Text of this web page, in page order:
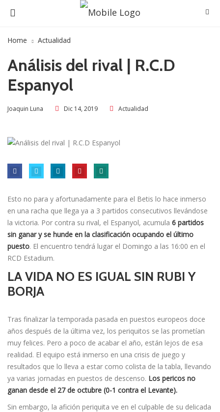
Home Actualidad
Análisis del rival | R.C.D
Espanyol
Joaquin Luna Dic 14, 2019 Actualidad
Esto no para y afortunadamente para el Betis lo hace inmerso
en una racha que llega ya a 3 partidos consecutivos llevándose
la victoria. Por contra su rival, el Espanyol, acumula 6 partidos
sin ganar y se hunde en la clasificación ocupando el último
puesto. El encuentro tendrá lugar el Domingo a las 16:00 en el
RCD Estadium.
LA VIDA NO ES IGUAL SIN RUBI Y
BORJA
Tras finalizar la temporada pasada en puestos europeos doce
años después de la última vez, los periquitos se las prometían
muy felices. Pero a poco de acabar el año, están lejos de esa
realidad. El equipo está inmerso en una crisis de juego y
resultados que lo lleva a estar como colista de la tabla, llevando
ya varias jornadas en puestos de descenso. Los pericos no
ganan desde el 27 de octubre (0-1 contra el Levante).
Sin embargo, la afición periquita ve en el culpable de su delicada